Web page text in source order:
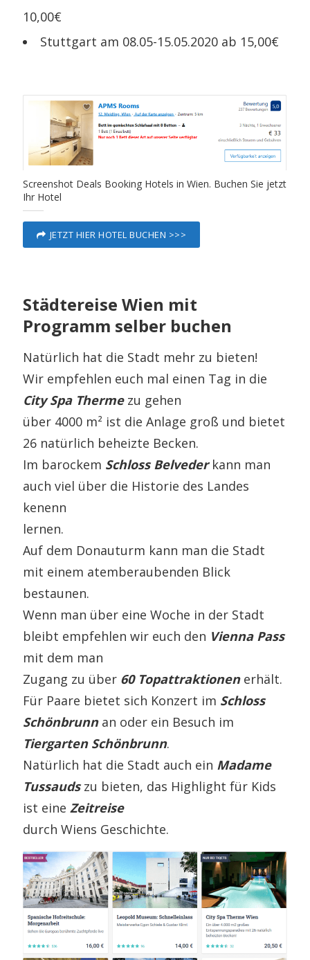
10,00€
Stuttgart am 08.05-15.05.2020 ab 15,00€
Screenshot Deals Booking Hotels in Wien. Buchen Sie jetzt
Ihr Hotel
JETZT HIER HOTEL BUCHEN >>>
Städtereise Wien mit
Programm selber buchen
Natürlich hat die Stadt mehr zu bieten!
Wir empfehlen euch mal einen Tag in die
City Spa Thermezu gehen
über 4000 m² ist die Anlage groß und bietet
26 natürlich beheizte Becken.
Im barockem Schloss Belvederkann man
auch viel über die Historie des Landes
kenenn
lernen.
Auf dem Donauturm kann man die Stadt
mit einem atemberaubenden Blick
bestaunen.
Wenn man über eine Woche in der Stadt
bleibt empfehlen wir euch den Vienna Pass
mit dem man
Zugang zu über 60 Topattraktionenerhält.
Für Paare bietet sich Konzert im Schloss
Schönbrunnan oder ein Besuch im
Tiergarten Schönbrunn.
Natürlich hat die Stadt auch ein Madame
Tussaudszu bieten, das Highlight für Kids
ist eineZeitreise
durch Wiens Geschichte.